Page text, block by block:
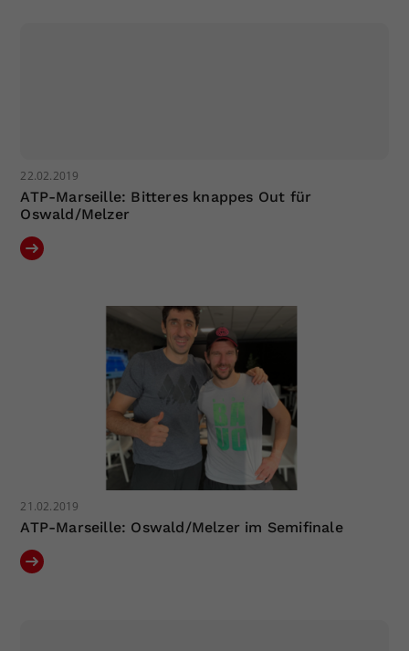
22.02.2019
ATP-Marseille: Bitteres knappes Out für
Oswald/Melzer
21.02.2019
ATP-Marseille: Oswald/Melzer im Semifinale